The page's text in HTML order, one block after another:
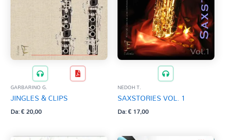
GARBARINO G.
JINGLES & CLIPS
Da:€20,00
NEDOH T.
SAXSTORIES VOL. 1
Da:€17,00